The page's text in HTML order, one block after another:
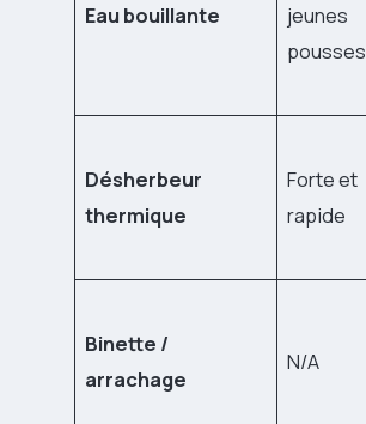
Eau bouillante
jeunes
pousses
Désherbeur
thermique
Forte et
rapide
Binette /
arrachage
N/A